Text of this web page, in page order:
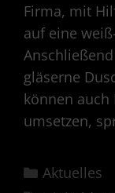
Firma, mit
auf eine
gläserne
können auch
umsetzen,
Kategorien
Aktuelles